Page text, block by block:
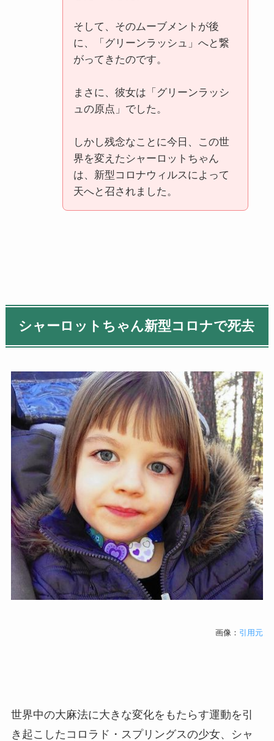
そして、そのムーブメントが後
に、「グリーンラッシュ」へと繋
がってきたのです。
まさに、彼女は「グリーンラッシ
ュの原点」でした。
しかし残念なことに今日、この世
界を変えたシャーロットちゃん
は、新型コロナウィルスによって
天へと召されました。
シャーロットちゃん新型コロナで死去
画像： 引用元
世界中の大麻法に大きな変化をもたらす運動を引
き起こしたコロラド・スプリングスの少女、シャ